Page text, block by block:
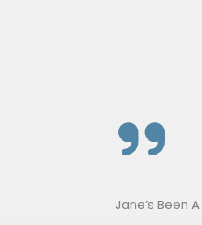
Jane’s Been